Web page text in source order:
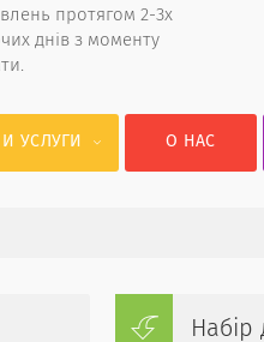
протягом 2-3х
днів з моменту
И УСЛУГИ О НАС